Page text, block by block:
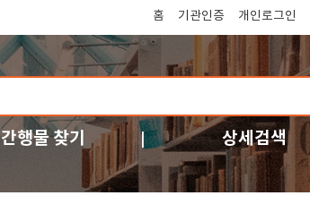
홈 기관인증 개인로그인
간행물 찾기 상세검색